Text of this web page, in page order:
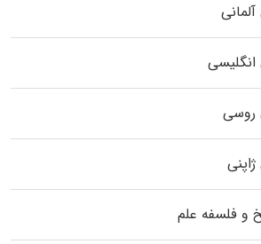
انگلیسی
روسی
و فلسفه علم